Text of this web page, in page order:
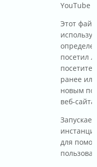
YouTube
Этот
посетил
ранее
новым
веб-сайта.
для